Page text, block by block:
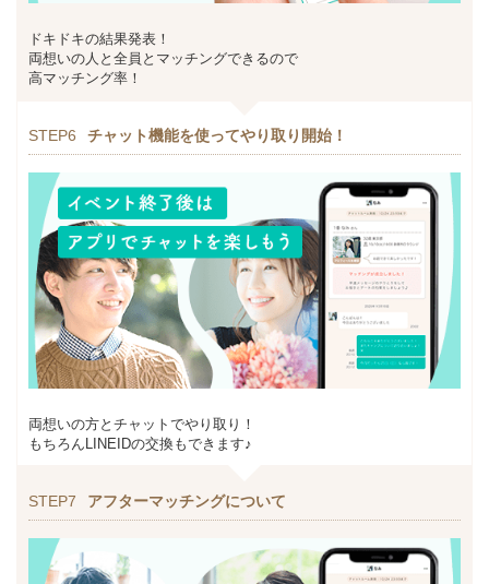
ドキドキの結果発表！
両想いの人と全員とマッチングできるので
高マッチング率！
STEP6 チャット機能を使ってやり取り開始！
両想いの方とチャットでやり取り！
もちろんLINEIDの交換もできます♪
STEP7 アフターマッチングについて